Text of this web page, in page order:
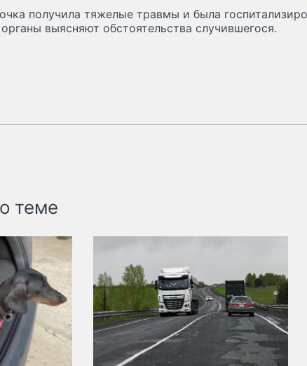
получила тяжелые травмы и была
выясняют обстоятельства случившегося.
теме